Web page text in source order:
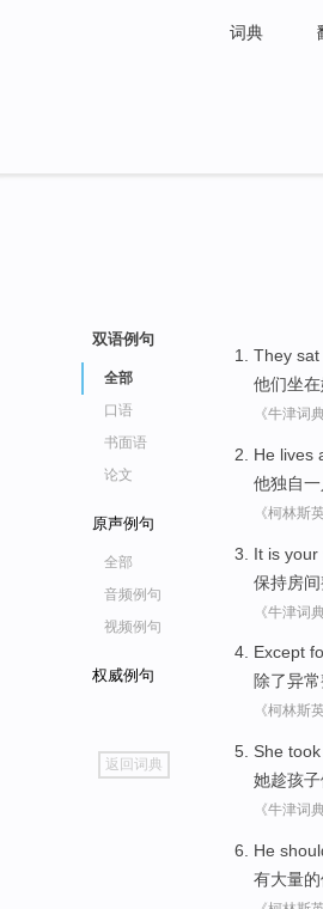
词典
双语例句
全部
口语
书面语
论文
原声例句
全部
音频例句
视频例句
权威例句
go
top
返回词典
They sat
他们坐在
《牛津词典
He lives
他独自
《柯林斯
It is your
保持房间
《牛津词典
Except
除了异常
《柯林斯
She
她趁孩子
《牛津词典
He
有大量的